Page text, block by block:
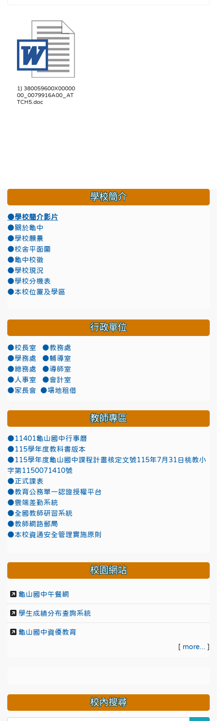
1) 380059600X00000
00_0079916A00_AT
TCH5.doc
學校簡介
●學校簡介影片
●關於龜中
●學校願景
●校舍平面圖
●龜中校徽
●學校現況
●學校分機表
●本校位置及學區
行政單位
●校長室
●教務處
●學務處
●輔導室
●總務處
●導師室
●人事室
●會計室
●家長會
●場地租借
教師專區
●11401龜山國中行事曆
●115學年度教科書版本
●115學年度龜山國中課程計畫核定文號115年7月31日桃教小
字第1150071410號
●正式課表
●教育公務單一認證授權平台
●雲端差勤系統
●全國教師研習系統
●教師網路郵局
●本校資通安全管理實施原則
校園網站
龜山國中午餐網
學生成績分布查詢系統
龜山國中資優教育
[ more... ]
校內搜尋